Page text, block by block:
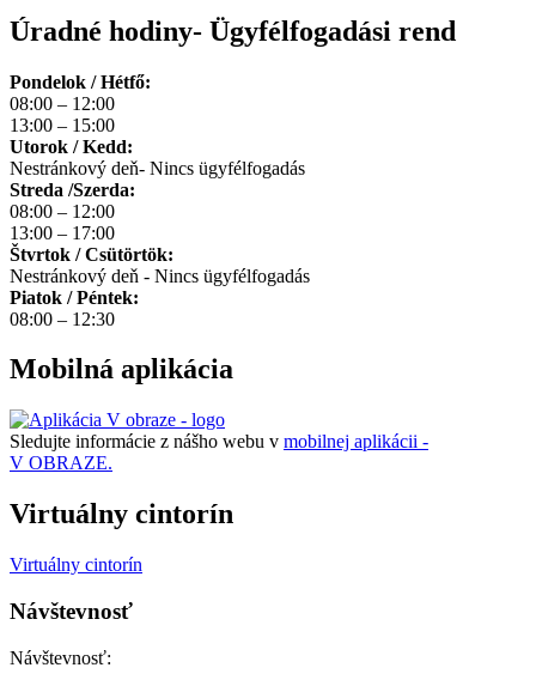
Úradné hodiny- Ügyfélfogadási rend
Pondelok / Hétfő:
08:00 – 12:00
13:00 – 15:00
Utorok / Kedd:
Nestránkový deň- Nincs ügyfélfogadás
Streda /Szerda:
08:00 – 12:00
13:00 – 17:00
Štvrtok / Csütörtök:
Nestránkový deň - Nincs ügyfélfogadás
Piatok / Péntek:
08:00 – 12:30
Mobilná aplikácia
Sledujte informácie z nášho webu v mobilnej aplikácii -
V OBRAZE.
Virtuálny cintorín
Virtuálny cintorín
Návštevnosť
Návštevnosť: